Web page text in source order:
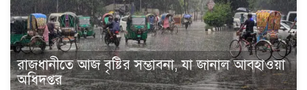
রাজধানীতে আজ বৃষ্টির সম্ভাবনা, যা জানাল আবহাওয়া
অধিদপ্তর